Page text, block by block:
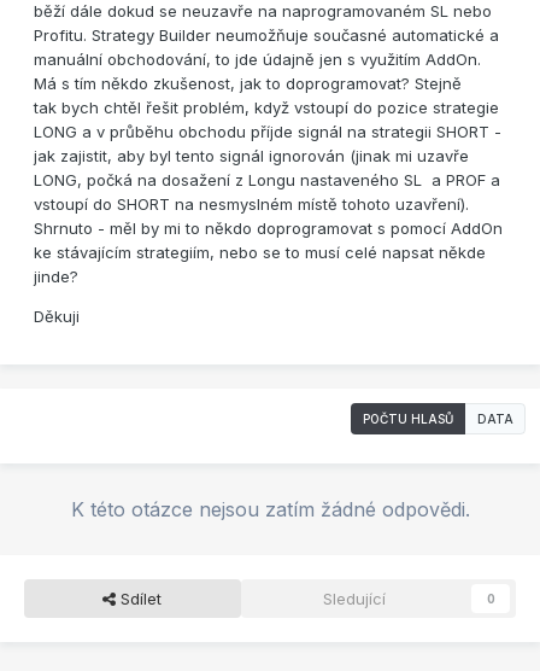
běží dále dokud se neuzavře na naprogramovaném SL nebo
Profitu. Strategy Builder neumožňuje současné automatické a
manuální obchodování, to jde údajně jen s využitím AddOn.
Má s tím někdo zkušenost, jak to doprogramovat? Stejně
tak bych chtěl řešit problém, když vstoupí do pozice strategie
LONG a v průběhu obchodu příjde signál na strategii SHORT -
jak zajistit, aby byl tento signál ignorován (jinak mi uzavře
LONG, počká na dosažení z Longu nastaveného SL a PROF a
vstoupí do SHORT na nesmyslném místě tohoto uzavření).
Shrnuto - měl by mi to někdo doprogramovat s pomocí AddOn
ke stávajícím strategiím, nebo se to musí celé napsat někde
jinde?
Děkuji
POČTU HLASŮ DATA
K této otázce nejsou zatím žádné odpovědi.
Sdílet Sledující 0